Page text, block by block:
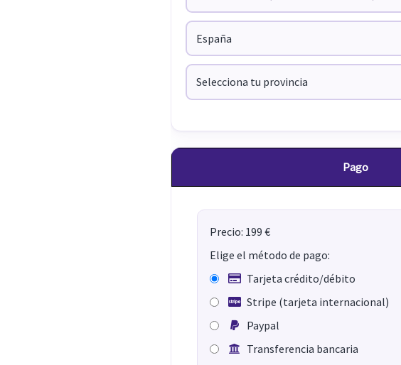
Pago
Precio: 199 €
Elige el método de pago:
Tarjeta crédito/débito
Stripe (tarjeta internacional)
Paypal
Transferencia bancaria